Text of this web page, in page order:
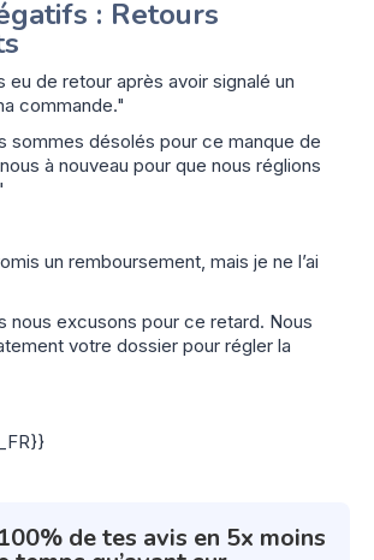
: Retours
eu de retour après avoir signalé un
commande."
sommes désolés pour ce manque de
à nouveau pour que nous réglions
un remboursement, mais je ne l’ai
nous excusons pour ce retard. Nous
votre dossier pour régler la
de tes avis en 5x moins